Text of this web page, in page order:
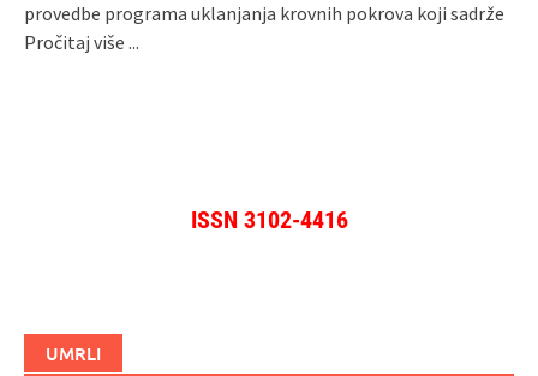
provedbe programa uklanjanja krovnih pokrova koji sadrže
Pročitaj više ...
ISSN 3102-4416
UMRLI